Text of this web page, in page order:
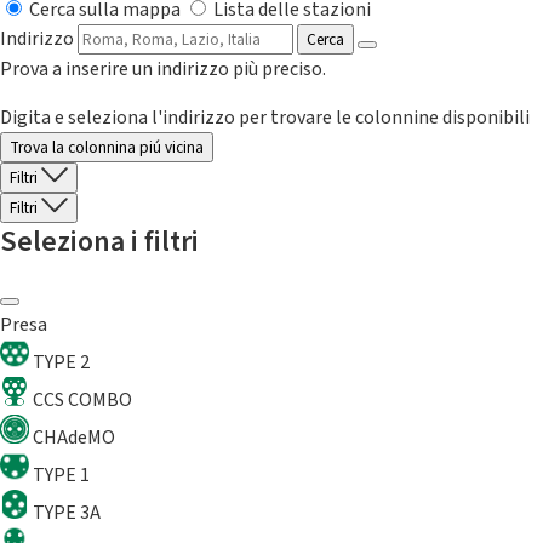
Cerca sulla mappa
Lista delle stazioni
Indirizzo
Cerca
Prova a inserire un indirizzo più preciso.
Digita e seleziona l'indirizzo per trovare le colonnine disponibili
Trova la colonnina piú vicina
Filtri
Filtri
Seleziona i filtri
Presa
TYPE 2
CCS COMBO
CHAdeMO
TYPE 1
TYPE 3A